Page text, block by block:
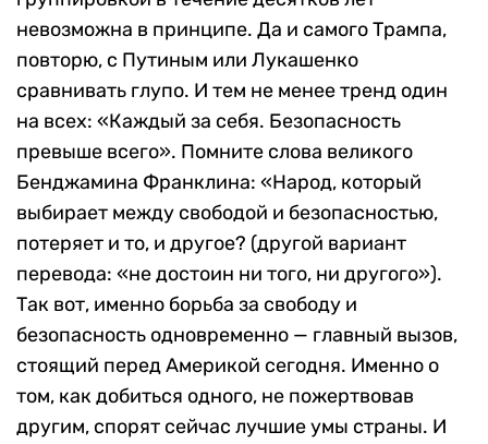
невозможна в принципе. Да и самого Трампа,
повторю, с Путиным или Лукашенко
сравнивать глупо. И тем не менее тренд один
на всех: «Каждый за себя. Безопасность
превыше всего». Помните слова великого
Бенджамина Франклина: «Народ, который
выбирает между свободой и безопасностью,
потеряет и то, и другое? (другой вариант
перевода: «не достоин ни того, ни другого»).
Так вот, именно борьба за свободу и
безопасность одновременно — главный вызов,
стоящий перед Америкой сегодня. Именно о
том, как добиться одного, не пожертвовав
другим, спорят сейчас лучшие умы страны. И